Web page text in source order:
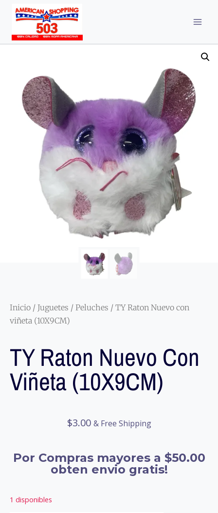
Inicio / Juguetes / Peluches / TY Raton Nuevo con
viñeta (10X9CM)
TY Raton Nuevo Con
Viñeta (10X9CM)
$3.00 & Free Shipping
Por Compras mayores a $50.00
obten envio gratis!
1 disponibles